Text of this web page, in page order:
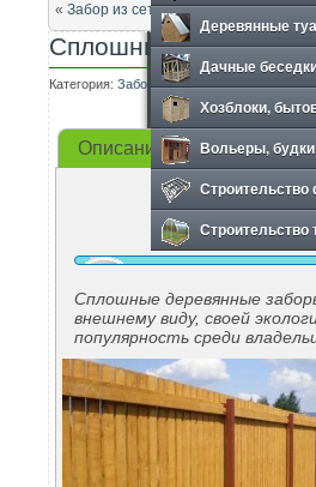
Деревянные
Дачные
Хозблоки,
Вольеры,
Строительство
« Забор из сетки рабицы
Сплошные
Категория: Заборы для дома и дачи
Описание
Сплошные деревянные
внешнему виду, своей
популярность среди
Прайс-лист